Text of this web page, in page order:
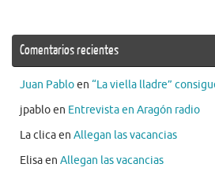
Comentarios recientes
Juan Pabloen “La viella lladre”
jpabloen Entrevista en Aragón radio
La clicaen Allegan las vacancias
Elisaen Allegan las vacancias